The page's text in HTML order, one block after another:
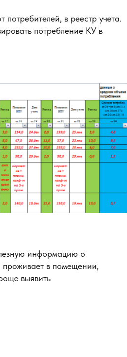
в реестр учета.
потребление КУ в
информацию о
проживает в помещении,
выявить